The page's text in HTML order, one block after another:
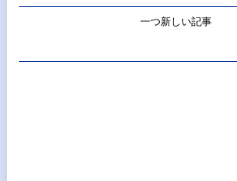
一つ新しい記事